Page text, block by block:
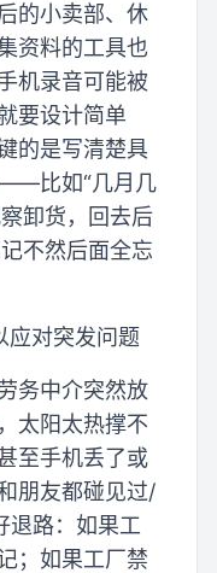
的小卖部、休
资料的工具也
机录音可能被
要设计简单
的是写清楚具
比如“几月几
卸货，回去后
不然后面全忘
应对突发问题
务中介突然放
太阳太热撑不
至手机丢了或
朋友都碰见过/
退路：如果工
；如果工厂禁